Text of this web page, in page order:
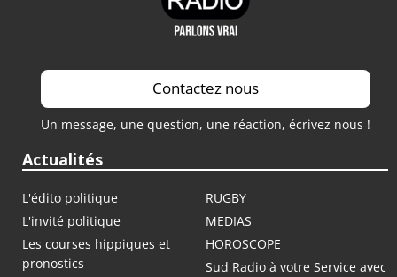
Contactez nous
Un message, une question, une réaction, écrivez nous !
Actualités
L'édito politique
RUGBY
L'invité politique
MEDIAS
Les courses hippiques et
pronostics
HOROSCOPE
Sud Radio à votre Service avec